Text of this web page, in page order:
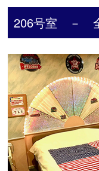
206号室 －